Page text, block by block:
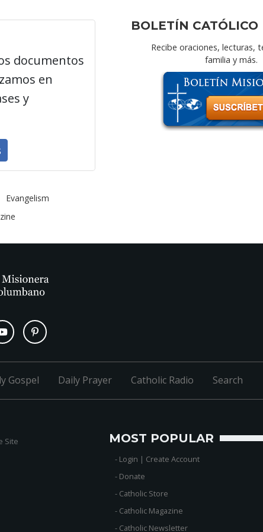
documentos
en
y
BOLETÍN CATÓLICO
Recibe oraciones, lecturas,
familia y más.
Evangelism
Gospel Daily Prayer Catholic Radio Search
MOST POPULAR
- Login | Create Account
- Donate
- Catholic Store
- Catholic Magazine
- Catholic Newsletter